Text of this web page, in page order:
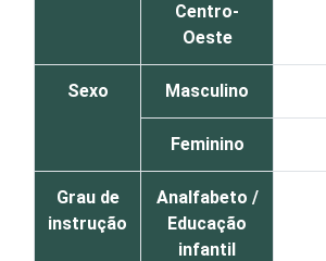
Centro-
Oeste
Sexo Masculino
Feminino
Grau de
instrução
Analfabeto /
Educação
infantil